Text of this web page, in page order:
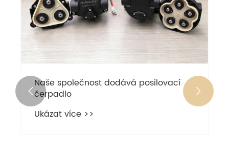
Naše společnost dodává posilovací
čerpadlo
Ukázat více >>
 